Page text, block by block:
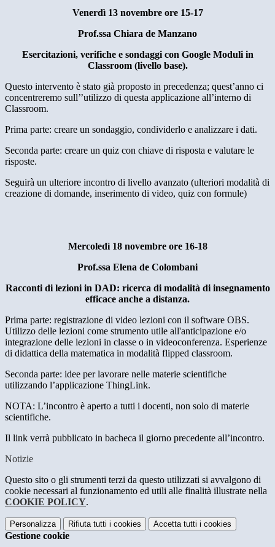
Venerdì 13 novembre ore 15-17
Prof.ssa Chiara de Manzano
Esercitazioni, verifiche e sondaggi con Google Moduli in
Classroom (livello base).
Questo intervento è stato già proposto in precedenza; quest’anno ci
concentreremo sull’’utilizzo di questa applicazione all’interno di
Classroom.
Prima parte: creare un sondaggio, condividerlo e analizzare i dati.
Seconda parte: creare un quiz con chiave di risposta e valutare le
risposte.
Seguirà un ulteriore incontro di livello avanzato (ulteriori modalità di
creazione di domande, inserimento di video, quiz con formule)
Mercoledì 18 novembre ore 16-18
Prof.ssa Elena de Colombani
Racconti di lezioni in DAD: ricerca di modalità di insegnamento
efficace anche a distanza.
Prima parte: registrazione di video lezioni con il software OBS.
Utilizzo delle lezioni come strumento utile all'anticipazione e/o
integrazione delle lezioni in classe o in videoconferenza. Esperienze
di didattica della matematica in modalità flipped classroom.
Seconda parte: idee per lavorare nelle materie scientifiche
utilizzando l’applicazione ThingLink.
NOTA: L’incontro è aperto a tutti i docenti, non solo di materie
scientifiche.
Il link verrà pubblicato in bacheca il giorno precedente all’incontro.
Notizie
Questo sito o gli strumenti terzi da questo utilizzati si avvalgono di
cookie necessari al funzionamento ed utili alle finalità illustrate nella
COOKIE POLICY.
Personalizza Rifiuta tutti i cookies Accetta tutti i cookies
Gestione cookie